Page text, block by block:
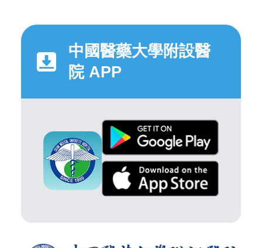
中國醫藥大學附設醫
院 APP